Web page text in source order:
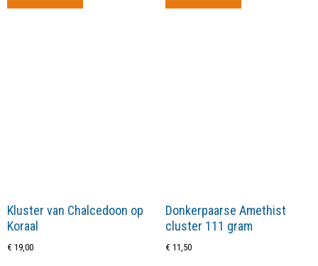
Kluster van Chalcedoon op
Koraal
€ 19,00
Donkerpaarse Amethist
cluster 111 gram
€ 11,50